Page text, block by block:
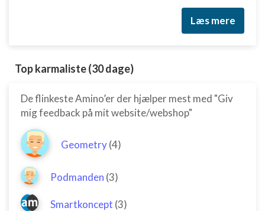
Læs mere
Top karmaliste (30 dage)
De flinkeste Amino’er der hjælper mest med "Giv
mig feedback på mit website/webshop"
Geometry(4)
Podmanden (3)
Smartkoncept (3)